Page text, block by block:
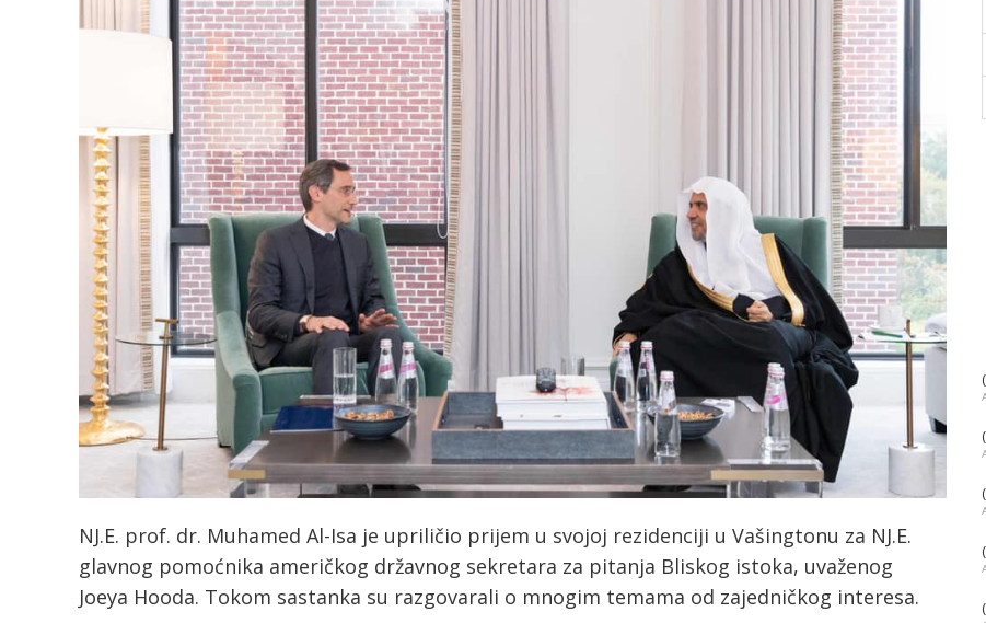
NJ.E. prof. dr. Muhamed Al-Isa je upriličio prijem u svojoj rezidenciji u Vašingtonu za NJ.E.
glavnog pomoćnika američkog državnog sekretara za pitanja Bliskog istoka, uvaženog
Joeya Hooda. Tokom sastanka su razgovarali o mnogim temama od zajedničkog interesa.